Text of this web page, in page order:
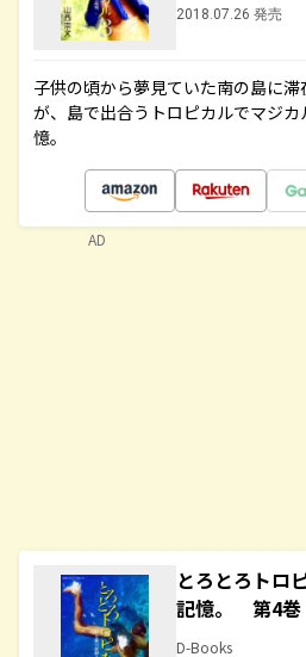
2018.07.26 発売
子供の頃から夢見ていた南の島に
が、島で出合うトロピカルでマジ
憶。
とろとろトロ
記憶。 第4巻
D-Books
AD